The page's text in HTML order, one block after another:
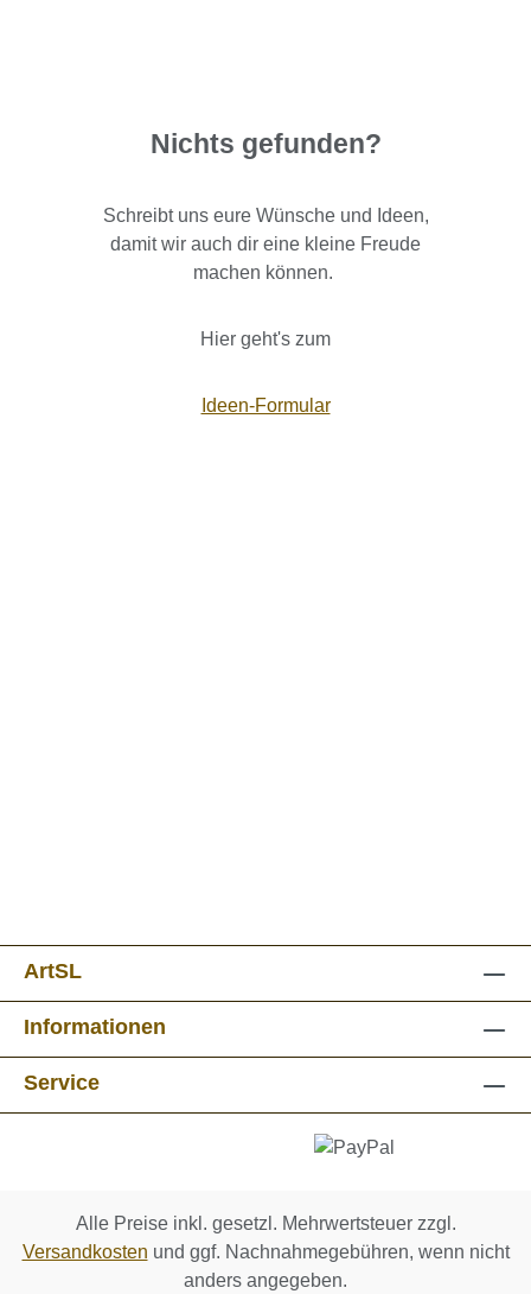
Nichts gefunden?
Schreibt uns eure Wünsche und Ideen,
damit wir auch dir eine kleine Freude
machen können.
Hier geht's zum
Ideen-Formular
ArtSL
Informationen
Service
Alle Preise inkl. gesetzl. Mehrwertsteuer zzgl.
Versandkosten und ggf. Nachnahmegebühren, wenn nicht
anders angegeben.